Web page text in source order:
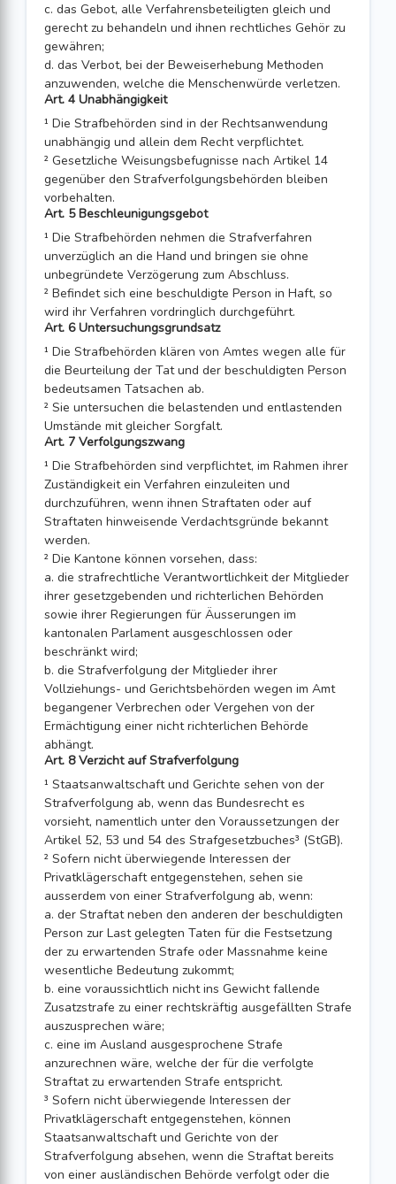
c. das Gebot, alle Verfahrensbeteiligten gleich und
gerecht zu behandeln und ihnen rechtliches Gehör zu
gewähren;
d. das Verbot, bei der Beweiserhebung Methoden
anzuwenden, welche die Menschenwürde verletzen.
Art. 4 Unabhängigkeit
¹ Die Strafbehörden sind in der Rechtsanwendung
unabhängig und allein dem Recht verpflichtet.
² Gesetzliche Weisungsbefugnisse nach Artikel 14
gegenüber den Strafverfolgungsbehörden bleiben
vorbehalten.
Art. 5 Beschleunigungsgebot
¹ Die Strafbehörden nehmen die Strafverfahren
unverzüglich an die Hand und bringen sie ohne
unbegründete Verzögerung zum Abschluss.
² Befindet sich eine beschuldigte Person in Haft, so
wird ihr Verfahren vordringlich durchgeführt.
Art. 6 Untersuchungsgrundsatz
¹ Die Strafbehörden klären von Amtes wegen alle für
die Beurteilung der Tat und der beschuldigten Person
bedeutsamen Tatsachen ab.
² Sie untersuchen die belastenden und entlastenden
Umstände mit gleicher Sorgfalt.
Art. 7 Verfolgungszwang
¹ Die Strafbehörden sind verpflichtet, im Rahmen ihrer
Zuständigkeit ein Verfahren einzuleiten und
durchzuführen, wenn ihnen Straftaten oder auf
Straftaten hinweisende Verdachtsgründe bekannt
werden.
² Die Kantone können vorsehen, dass:
a. die strafrechtliche Verantwortlichkeit der Mitglieder
ihrer gesetzgebenden und richterlichen Behörden
sowie ihrer Regierungen für Äusserungen im
kantonalen Parlament ausgeschlossen oder
beschränkt wird;
b. die Strafverfolgung der Mitglieder ihrer
Vollziehungs- und Gerichtsbehörden wegen im Amt
begangener Verbrechen oder Vergehen von der
Ermächtigung einer nicht richterlichen Behörde
abhängt.
Art. 8 Verzicht auf Strafverfolgung
¹ Staatsanwaltschaft und Gerichte sehen von der
Strafverfolgung ab, wenn das Bundesrecht es
vorsieht, namentlich unter den Voraussetzungen der
Artikel 52, 53 und 54 des Strafgesetzbuches³ (StGB).
² Sofern nicht überwiegende Interessen der
Privatklägerschaft entgegenstehen, sehen sie
ausserdem von einer Strafverfolgung ab, wenn:
a. der Straftat neben den anderen der beschuldigten
Person zur Last gelegten Taten für die Festsetzung
der zu erwartenden Strafe oder Massnahme keine
wesentliche Bedeutung zukommt;
b. eine voraussichtlich nicht ins Gewicht fallende
Zusatzstrafe zu einer rechtskräftig ausgefällten Strafe
auszusprechen wäre;
c. eine im Ausland ausgesprochene Strafe
anzurechnen wäre, welche der für die verfolgte
Straftat zu erwartenden Strafe entspricht.
³ Sofern nicht überwiegende Interessen der
Privatklägerschaft entgegenstehen, können
Staatsanwaltschaft und Gerichte von der
Strafverfolgung absehen, wenn die Straftat bereits
von einer ausländischen Behörde verfolgt oder die